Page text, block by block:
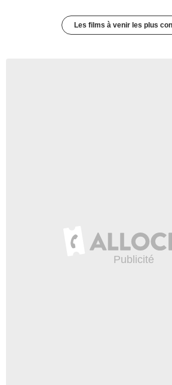
Les films à venir les plus